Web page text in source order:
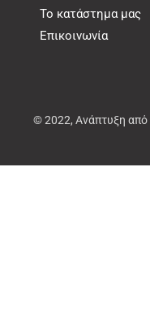
Το κατάστημα μας
Επικοινωνία
© 2022, Ανάπτυξη από